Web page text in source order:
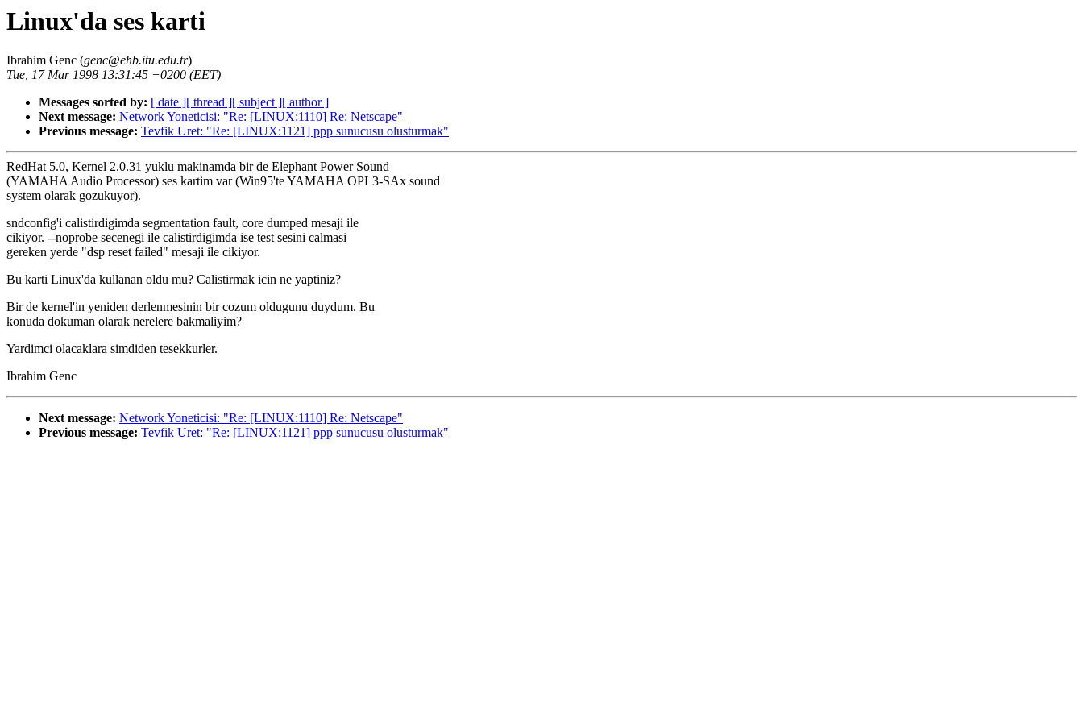
Linux'da ses karti
Ibrahim Genc (genc@ehb.itu.edu.tr)
Tue, 17 Mar 1998 13:31:45 +0200 (EET)
Messages sorted by: [ date ][ thread ][ subject ][ author ]
Next message: Network Yoneticisi: "Re: [LINUX:1110] Re: Netscape"
Previous message: Tevfik Uret: "Re: [LINUX:1121] ppp sunucusu olusturmak"
RedHat 5.0, Kernel 2.0.31 yuklu makinamda bir de Elephant Power Sound
(YAMAHA Audio Processor) ses kartim var (Win95'te YAMAHA OPL3-SAx sound
system olarak gozukuyor).
sndconfig'i calistirdigimda segmentation fault, core dumped mesaji ile
cikiyor. --noprobe secenegi ile calistirdigimda ise test sesini calmasi
gereken yerde "dsp reset failed" mesaji ile cikiyor.
Bu karti Linux'da kullanan oldu mu? Calistirmak icin ne yaptiniz?
Bir de kernel'in yeniden derlenmesinin bir cozum oldugunu duydum. Bu
konuda dokuman olarak nerelere bakmaliyim?
Yardimci olacaklara simdiden tesekkurler.
Ibrahim Genc
Next message: Network Yoneticisi: "Re: [LINUX:1110] Re: Netscape"
Previous message: Tevfik Uret: "Re: [LINUX:1121] ppp sunucusu olusturmak"